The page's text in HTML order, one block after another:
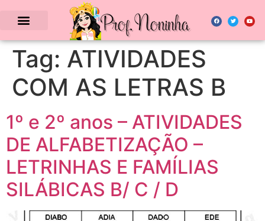
Tag: ATIVIDADES
COM AS LETRAS B
1º e 2º anos – ATIVIDADES
DE ALFABETIZAÇÃO –
LETRINHAS E FAMÍLIAS
SILÁBICAS B/ C / D